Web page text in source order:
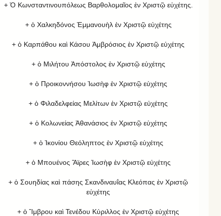
+ Ὁ Κωνσταντινουπόλεως Βαρθολομαῖος ἐν Χριστῷ εὐχέτης.
+ ὁ Χαλκηδόνος Ἐμμανουὴλ ἐν Χριστῷ εὐχέτης
+ ὁ Καρπάθου καὶ Κάσου Ἀμβρόσιος ἐν Χριστῷ εὐχέτης
+ ὁ Μιλήτου Ἀπόστολος ἐν Χριστῷ εὐχέτης
+ ὁ Προικοννήσου Ἰωσὴφ ἐν Χριστῷ εὐχέτης
+ ὁ Φιλαδελφείας Μελίτων ἐν Χριστῷ εὐχέτης
+ ὁ Κολωνείας Ἀθανάσιος ἐν Χριστῷ εὐχέτης
+ ὁ Ἰκονίου Θεόληπτος ἐν Χριστῷ εὐχέτης
+ ὁ Μπουένος Ἄϊρες Ἰωσὴφ ἐν Χριστῷ εὐχέτης
+ ὁ Σουηδίας καὶ πάσης Σκανδιναυΐας Κλεόπας ἐν Χριστῷ
εὐχέτης
+ ὁ Ἴμβρου καὶ Τενέδου Κύριλλος ἐν Χριστῷ εὐχέτης